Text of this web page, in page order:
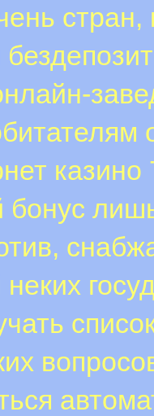
бонус